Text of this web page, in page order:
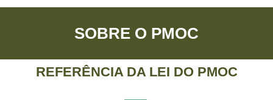
SOBRE O PMOC
REFERÊNCIA DA LEI DO PMOC